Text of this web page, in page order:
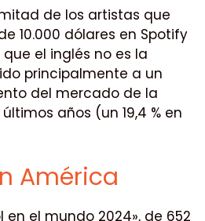
de los artistas que
10.000 dólares en Spotify
el inglés no es la
principalmente a un
del mercado de la
años (un 19,4 % en
América
en el mundo 2024», de 652